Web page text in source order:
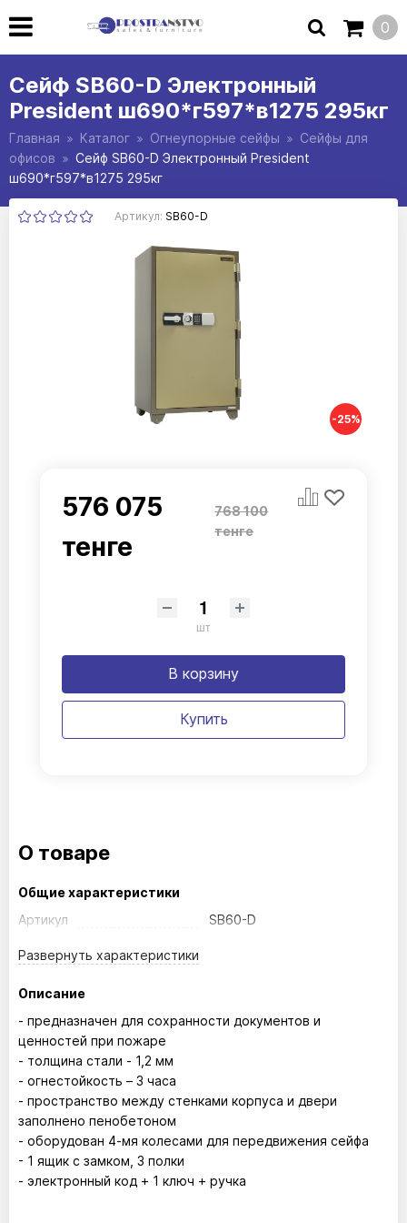
0
Сейф SB60-D Электронный
President ш690*г597*в1275 295кг
Главная Каталог Огнеупорные сейфы
Сейфы для
офисов
Сейф SB60-D Электронный President
ш690*г597*в1275 295кг
Артикул: SB60-D
-25%
576 075
тенге
768 100
тенге
шт
В корзину
Купить
О товаре
Общие характеристики
Артикул
SB60-D
Развернуть характеристики
Описание
- предназначен для сохранности документов и
ценностей при пожаре
- толщина стали - 1,2 мм
- огнестойкость – 3 часа
- пространство между стенками корпуса и двери
заполнено пенобетоном
- оборудован 4-мя колесами для передвижения сейфа
- 1 ящик с замком, 3 полки
- электронный код + 1 ключ + ручка